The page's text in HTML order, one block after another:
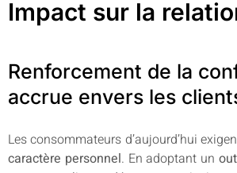
Impact sur la
Renforcement de la
accrue envers les
Les consommateurs d’aujourd’hui
caractère personnel. En adoptant un